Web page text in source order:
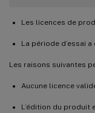
Les licences de
La période d’essai a
Les raisons suivantes
Aucune licence
L’édition du produit